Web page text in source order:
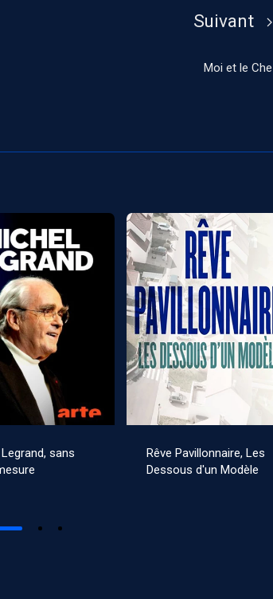
Suivant
Moi et le Che
sans
Rêve Pavillonnaire, Les
Dessous d'un Modèle